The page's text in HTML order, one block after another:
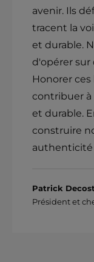
avenir. Ils
tracent la
et durable.
d'opérer sur
Honorer
contribuer à
et durable.
construire
Patrick
Président et